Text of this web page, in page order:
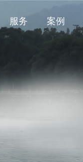
服务 案例